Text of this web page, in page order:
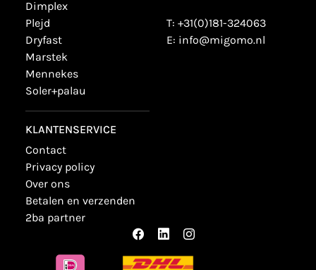
dimplex
plejd
dryfast
marstek
mennekes
soler+palau
KLANTENSERVICE
contact
privacy policy
over ons
betalen en verzenden
2ba partner
T: +31(0)181-324063
E: info@migomo.nl